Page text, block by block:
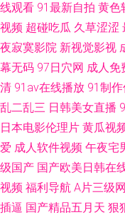
产青青香蕉在线91 在线一
香蕉视频一区二区三区 91
区在线 微拍国产微拍小视
韩欧美有码无码中文 韩日
线观看 91最新自拍 黄色
视频 超碰吃瓜 久草涩涩
夜寂寞影院 新视觉影视
幕无码 97日穴网 成人免
清 91av在线播放 91制
乱二乱三 日韩美女直播
日本电影伦理片 黄瓜视
爱 成人软件视频 午夜宅
级国产 国产欧美日韩在
视频 福利导航 A片三级
插逼 国产精品五月天 狠